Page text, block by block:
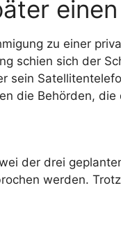
zu einer
schien sich der
sein
die Behörden,
der drei
werden.